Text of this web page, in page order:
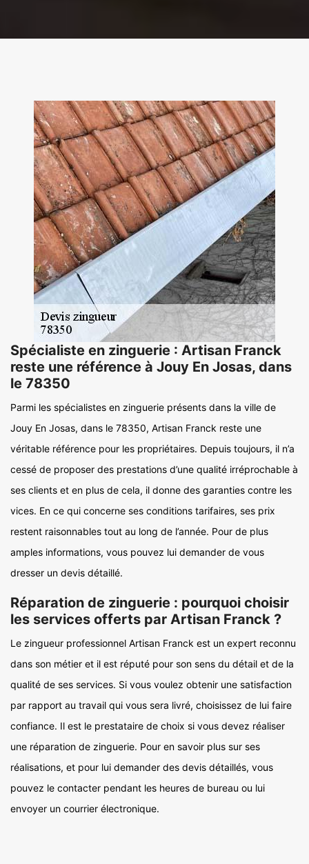
Spécialiste en zinguerie : Artisan Franck
reste une référence à Jouy En Josas, dans
le 78350
Parmi les spécialistes en zinguerie présents dans la ville de
Jouy En Josas, dans le 78350, Artisan Franck reste une
véritable référence pour les propriétaires. Depuis toujours, il n’a
cessé de proposer des prestations d’une qualité irréprochable à
ses clients et en plus de cela, il donne des garanties contre les
vices. En ce qui concerne ses conditions tarifaires, ses prix
restent raisonnables tout au long de l’année. Pour de plus
amples informations, vous pouvez lui demander de vous
dresser un devis détaillé.
Réparation de zinguerie : pourquoi choisir
les services offerts par Artisan Franck ?
Le zingueur professionnel Artisan Franck est un expert reconnu
dans son métier et il est réputé pour son sens du détail et de la
qualité de ses services. Si vous voulez obtenir une satisfaction
par rapport au travail qui vous sera livré, choisissez de lui faire
confiance. Il est le prestataire de choix si vous devez réaliser
une réparation de zinguerie. Pour en savoir plus sur ses
réalisations, et pour lui demander des devis détaillés, vous
pouvez le contacter pendant les heures de bureau ou lui
envoyer un courrier électronique.